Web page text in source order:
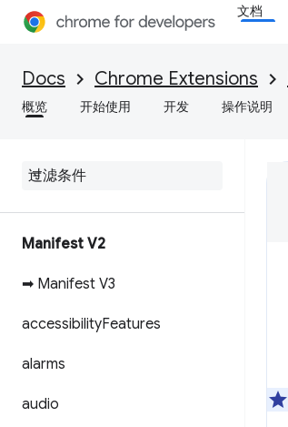
文档
Docs Chrome Extensions
概览 开始使用 开发 操作说明
Manifest V2
➡ Manifest V3
accessibilityFeatures
alarms
audio